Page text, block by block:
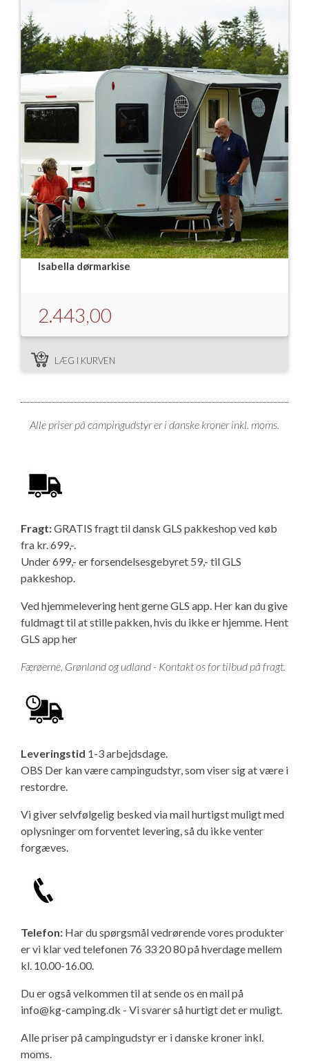
Isabella dørmarkise
2.443,00
LÆG I KURVEN
Alle priser på campingudstyr er i danske kroner inkl. moms.
Fragt:GRATIS fragt til dansk GLS pakkeshop ved køb
fra kr. 699,-.
Under 699,- er forsendelsesgebyret 59,- til GLS
pakkeshop.
Ved hjemmelevering hent gerne GLS app. Her kan du give
fuldmagt til at stille pakken, hvis du ikke er hjemme. Hent
GLS app her
Færøerne, Grønland og udland - Kontakt os for tilbud på fragt.
Leveringstid 1-3 arbejdsdage.
OBS Der kan være campingudstyr, som viser sig at være i
restordre.
Vi giver selvfølgelig besked via mail hurtigst muligt med
oplysninger om forventet levering, så du ikke venter
forgæves.
Telefon: Har du spørgsmål vedrørende vores produkter
er vi klar ved telefonen 76 33 20 80 på hverdage mellem
kl. 10.00-16.00.
Du er også velkommen til at sende os en mail på
info@kg-camping.dk - Vi svarer så hurtigt det er muligt.
Alle priser på campingudstyr er i danske kroner inkl.
moms.